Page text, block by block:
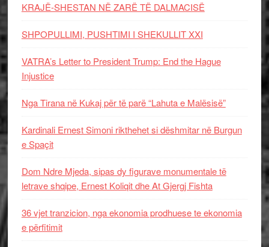
KRAJË-SHESTAN NË ZARË TË DALMACISË
SHPOPULLIMI, PUSHTIMI I SHEKULLIT XXI
VATRA’s Letter to President Trump: End the Hague
Injustice
Nga Tirana në Kukaj për të parë “Lahuta e Malësisë”
Kardinali Ernest Simoni rikthehet si dëshmitar në Burgun
e Spaçit
Dom Ndre Mjeda, sipas dy figurave monumentale të
letrave shqipe, Ernest Koliqit dhe At Gjergj Fishta
36 vjet tranzicion, nga ekonomia prodhuese te ekonomia
e përfitimit